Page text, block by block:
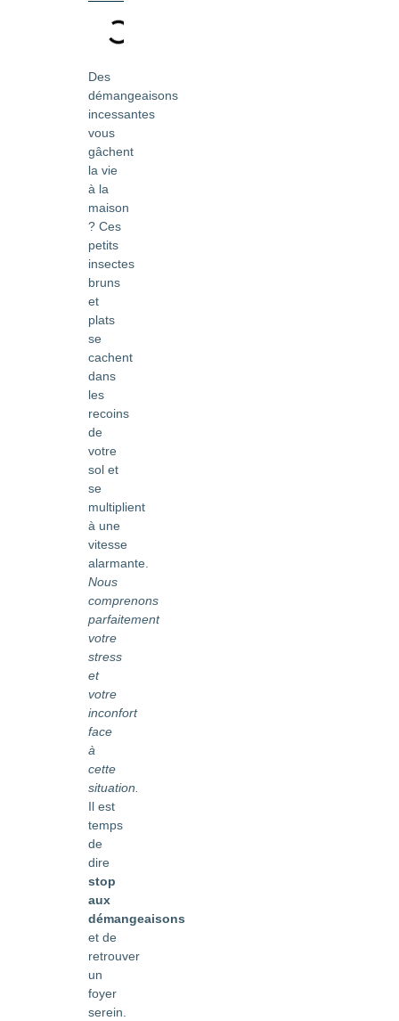
Des
démangeaisons
incessantes
vous
gâchent
la vie
à la
maison
? Ces
petits
insectes
bruns
et
plats
se
cachent
dans
les
recoins
de
votre
sol et
se
multiplient
à une
vitesse
alarmante.
Nous
comprenons
parfaitement
votre
stress
et
votre
inconfort
face
à
cette
situation.
Il est
temps
de
dire
stop
aux
démangeaisons
et de
retrouver
un
foyer
serein.